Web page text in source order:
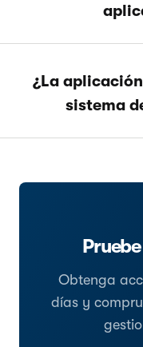
¿La
sistema
Obtenga
días y